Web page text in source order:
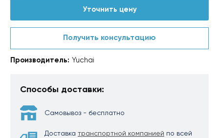
Уточнить цену
Получить консультацию
Производитель: Yuchai
Способы доставки:
Самовывоз - бесплатно
Доставка транспортной компанией по всей